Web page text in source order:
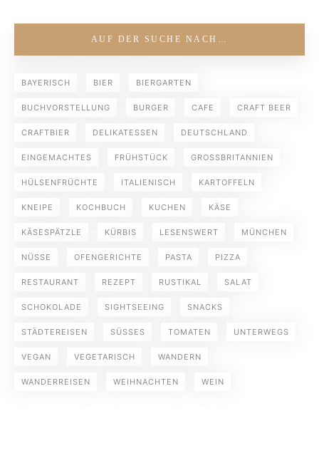
AUF DER SUCHE NACH…
BAYERISCH BIER BIERGARTEN
BUCHVORSTELLUNG BURGER CAFE CRAFT BEER
CRAFTBIER DELIKATESSEN DEUTSCHLAND
EINGEMACHTES FRÜHSTÜCK GROSSBRITANNIEN
HÜLSENFRÜCHTE ITALIENISCH KARTOFFELN
KNEIPE KOCHBUCH KUCHEN KÄSE
KÄSESPÄTZLE KÜRBIS LESENSWERT MÜNCHEN
NÜSSE OFENGERICHTE PASTA PIZZA
RESTAURANT REZEPT RUSTIKAL SALAT
SCHOKOLADE SIGHTSEEING SNACKS
STÄDTEREISEN SÜSSES TOMATEN UNTERWEGS
VEGAN VEGETARISCH WANDERN
WANDERREISEN WEIHNACHTEN WEIN